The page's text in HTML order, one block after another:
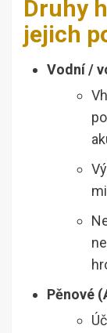
Druhy
jejich
Vodní /
Pěnové